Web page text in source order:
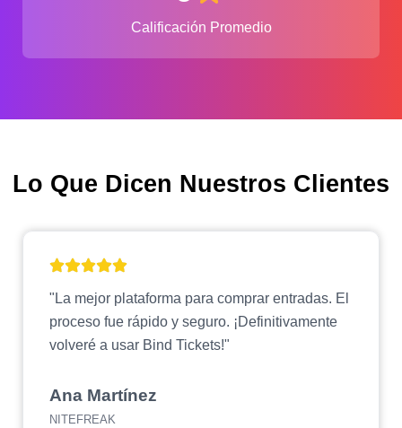
Calificación Promedio
Lo Que Dicen Nuestros Clientes
"La mejor plataforma para comprar entradas. El
proceso fue rápido y seguro. ¡Definitivamente
volveré a usar Bind Tickets!"
Ana Martínez
NITEFREAK